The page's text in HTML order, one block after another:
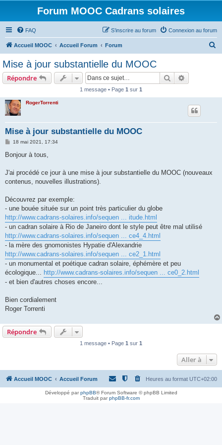
Forum MOOC Cadrans solaires
FAQ Connexion au forum
S’inscrire au forum
Accueil MOOC Accueil Forum Forum
Mise à jour substantielle du MOOC
Répondre Rechercher
1 message • Page 1 sur 1
RogerTorrenti
Mise à jour substantielle du MOOC
M
s
g
18 mai 2021, 17:34
Bonjour à tous,
J'ai procédé ce jour à une mise à jour substantielle du MOOC (nouveaux
contenus, nouvelles illustrations).
Découvrez par exemple:
- une bouée située sur un point très particulier du globe
http://www.cadrans-solaires.info/sequen ... itude.html
- un cadran solaire à Rio de Janeiro dont le style peut être mal utilisé
http://www.cadrans-solaires.info/sequen ... ce4_4.html
- la mère des gnomonistes Hypatie d'Alexandrie
http://www.cadrans-solaires.info/sequen ... ce2_1.html
- un monumental et poétique cadran solaire, éphémère et peu
écologique... http://www.cadrans-solaires.info/sequen ... ce0_2.html
- et bien d'autres choses encore...
Bien cordialement
Roger Torrenti
Répondre
1 message • Page 1 sur 1
Aller à
Accueil MOOC Accueil Forum Heures au format UTC+02:00
Développé parphpBB® Forum Software © phpBB Limited
Traduit parphpBB-fr.com